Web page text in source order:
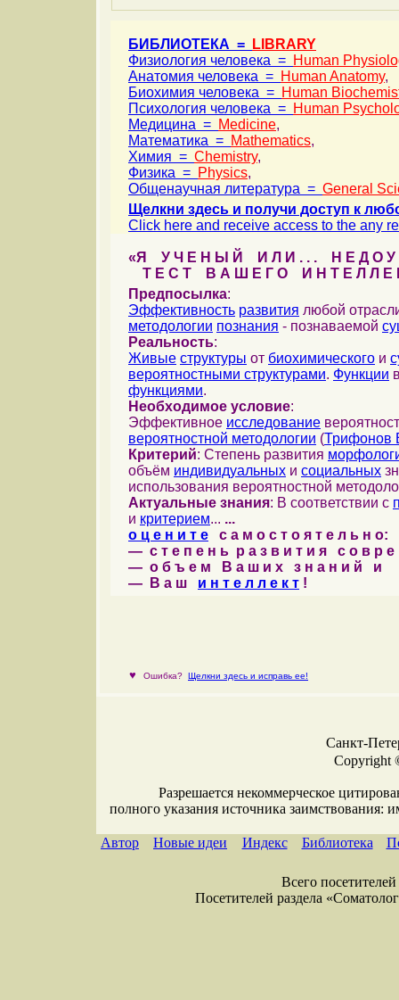
БИБЛИОТЕКА =
LIBRARY
Физиология человека = Human
Анатомия человека = Human Anatomy,
Биохимия человека = Human
Психология человека = Human
Медицина = Medicine,
Математика = Mathematics,
Химия = Chemistry,
Физика = Physics,
Общенаучная литература = General
Щелкни здесь и получи доступ к
Click here and receive access to the any
«Я У Ч Е Н Ы Й И Л И . . . Н Е Д О У
Т Е С Т В А Ш Е Г О И Н Т Е Л Л Е
Предпосылка:
Эффективность развития любой
методологии познания - познаваемой
Реальность:
Живые структуры от биохимического и
вероятностными структурами. Функции
функциями.
Необходимое условие:
Эффективное исследование
вероятностной методологии (Трифонов
Критерий: Степень развития
объём индивидуальных и социальных
использования вероятностной
Актуальные знания: В соответствии с
и критерием... ...
о ц е н и т е с а м о с т о я т е л ь н о:
— с т е п е н ь р а з в и т и я с о в р
— о б ъ е м В а ш и х з н а н и й и
— В а ш и н т е л л е к т !
♥ Ошибка? Щелкни здесь и исправь ее!
Санкт-
Copyright
Разрешается некоммерческое
полного указания источника заимствования:
Автор Новые идеи Индекс Библиотека
Всего
Посетителей раздела